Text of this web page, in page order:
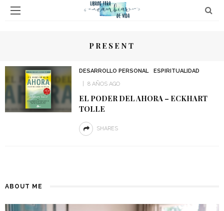
PRESENT
DESARROLLO PERSONAL
ESPIRITUALIDAD
8 AÑOS AGO
EL PODER DEL AHORA – ECKHART
TOLLE
SHARES
ABOUT ME